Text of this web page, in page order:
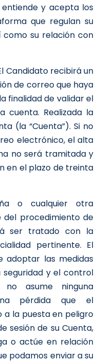
y acepta los
que regulan su
su relación con
Candidato recibirá un
de correo que haya
finalidad de validar el
cuenta. Realizada la
(la “Cuenta”). Si no
electrónico, el alta
no será tramitada y
en el plazo de treinta
o cualquier otra
procedimiento de
ser tratado con la
pertinente. El
adoptar las medidas
y el control
asume ninguna
pérdida que el
a la puesta en peligro
sesión de su Cuenta,
o actúe en relación
podamos enviar a su